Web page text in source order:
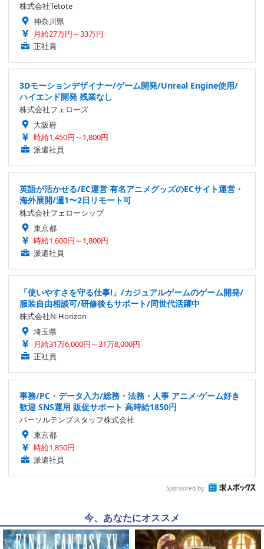
株式会社Tetote
神奈川県
月給27万円～33万円
正社員
3Dモーションデザイナー/ゲーム開発/Unreal Engine使用/
ハイエンド開発 残業なし
株式会社フェローズ
大阪府
時給1,450円～1,800円
派遣社員
英語が活かせる/EC運営 有名アニメグッズのECサイト運営・
海外展開/週1〜2日リモート可
株式会社フェローシップ
東京都
時給1,600円～1,800円
派遣社員
「使いやすさを守る仕事!」/カジュアルゲームのゲーム開発/
服装自由相談可/研修後もサポート/同世代活躍中
株式会社N-Horizon
埼玉県
月給31万6,000円～31万8,000円
正社員
事務/PC・データ入力/総務・法務・人事 アニメ·ゲーム好き
歓迎 SNS運用 販促サポート 高時給1850円
パーソルテンプスタッフ株式会社
東京都
時給1,850円
派遣社員
Sponsored by
今、あなたにオススメ